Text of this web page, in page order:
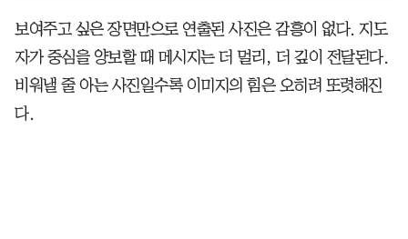
보여주고 싶은 장면만으로 연출된 사진은 감흥이 없다. 지도
자가 중심을 양보할 때 메시지는 더 멀리, 더 깊이 전달된다.
비워낼 줄 아는 사진일수록 이미지의 힘은 오히려 또렷해진
다.